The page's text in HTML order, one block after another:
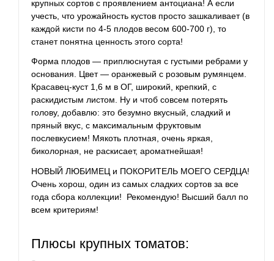
крупных сортов с проявлением антоциана! А если
учесть, что урожайность кустов просто зашкаливает (в
каждой кисти по 4-5 плодов весом 600-700 г), то
станет понятна ценность этого сорта!
Форма плодов — приплюснутая с густыми ребрами у
основания. Цвет — оранжевый с розовым румянцем.
Красавец-куст 1,6 м в ОГ, широкий, крепкий, с
раскидистым листом. Ну и чтоб совсем потерять
голову, добавлю: это безумно вкусный, сладкий и
пряный вкус, с максимальным фруктовым
послевкусием! Мякоть плотная, очень яркая,
биколорная, не раскисает, ароматнейшая!
НОВЫЙ ЛЮБИМЕЦ и ПОКОРИТЕЛЬ МОЕГО СЕРДЦА!
Очень хорош, один из самых сладких сортов за все
года сбора коллекции! Рекомендую! Высший балл по
всем критериям!
Плюсы крупных томатов: